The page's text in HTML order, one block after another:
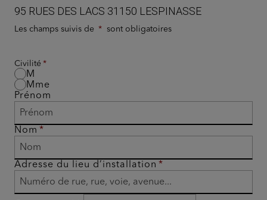
95 RUES DES LACS 31150 LESPINASSE
Les champs suivis de sont obligatoires
Civilité
M
Mme
Prénom
Nom
Adresse du lieu d’installation